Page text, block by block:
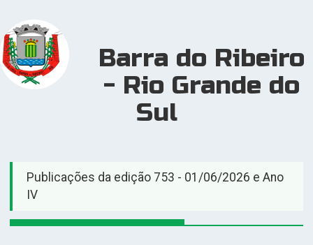
Barra do Ribeiro
- Rio Grande do
Sul
Publicações da edição 753 - 01/06/2026 e Ano
IV